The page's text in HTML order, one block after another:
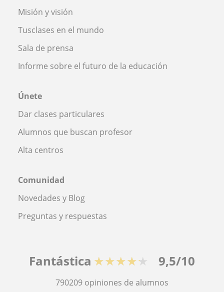
Misión y visión
Tusclases en el mundo
Sala de prensa
Informe sobre el futuro de la educación
Únete
Dar clases particulares
Alumnos que buscan profesor
Alta centros
Comunidad
Novedades y Blog
Preguntas y respuestas
Fantástica ★★★★★ 9,5/10
790209 opiniones de alumnos